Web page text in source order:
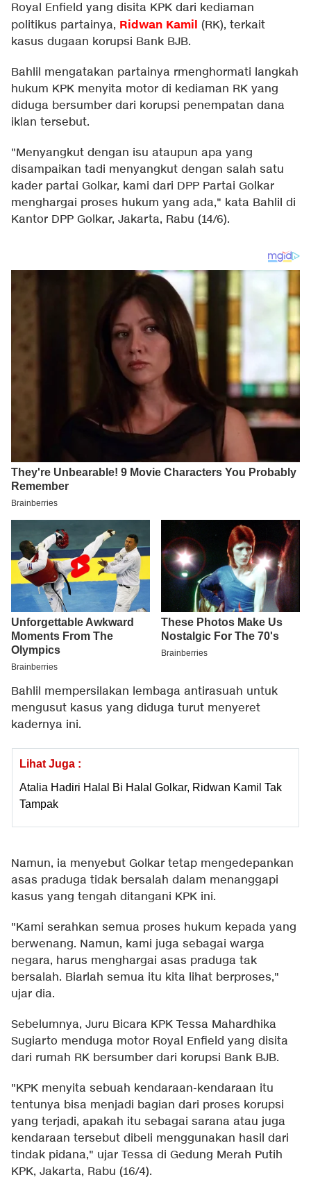
Royal Enfield yang disita KPK dari kediaman
politikus partainya, Ridwan Kamil (RK), terkait
kasus dugaan korupsi Bank BJB.
Bahlil mengatakan partainya rmenghormati langkah
hukum KPK menyita motor di kediaman RK yang
diduga bersumber dari korupsi penempatan dana
iklan tersebut.
"Menyangkut dengan isu ataupun apa yang
disampaikan tadi menyangkut dengan salah satu
kader partai Golkar, kami dari DPP Partai Golkar
menghargai proses hukum yang ada," kata Bahlil di
Kantor DPP Golkar, Jakarta, Rabu (14/6).
Bahlil mempersilakan lembaga antirasuah untuk
mengusut kasus yang diduga turut menyeret
kadernya ini.
Lihat Juga :
Atalia Hadiri Halal Bi Halal Golkar, Ridwan Kamil Tak
Tampak
Namun, ia menyebut Golkar tetap mengedepankan
asas praduga tidak bersalah dalam menanggapi
kasus yang tengah ditangani KPK ini.
"Kami serahkan semua proses hukum kepada yang
berwenang. Namun, kami juga sebagai warga
negara, harus menghargai asas praduga tak
bersalah. Biarlah semua itu kita lihat berproses,"
ujar dia.
Sebelumnya, Juru Bicara KPK Tessa Mahardhika
Sugiarto menduga motor Royal Enfield yang disita
dari rumah RK bersumber dari korupsi Bank BJB.
"KPK menyita sebuah kendaraan-kendaraan itu
tentunya bisa menjadi bagian dari proses korupsi
yang terjadi, apakah itu sebagai sarana atau juga
kendaraan tersebut dibeli menggunakan hasil dari
tindak pidana," ujar Tessa di Gedung Merah Putih
KPK, Jakarta, Rabu (16/4).